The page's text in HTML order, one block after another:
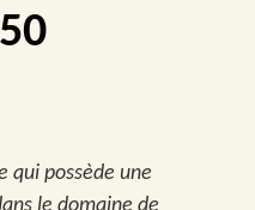
qui possède une